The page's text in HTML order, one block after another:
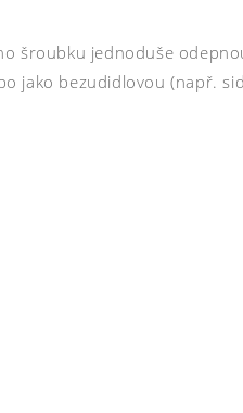
šroubku jednoduše
jako bezudidlovou (např.